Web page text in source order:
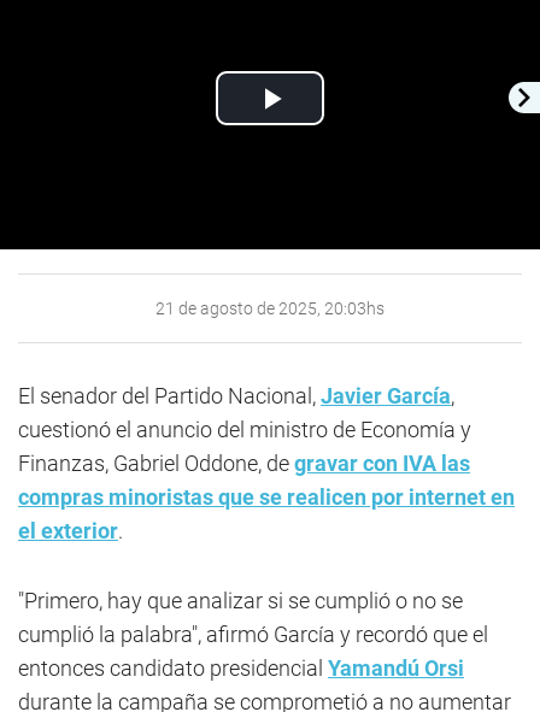
Play
21 de agosto de 2025, 20:03hs
El senador del Partido Nacional,Javier García,
cuestionó el anuncio del ministro de Economía y
Finanzas, Gabriel Oddone, degravar con IVA las
compras minoristas que se realicen por internet en
el exterior.
"Primero, hay que analizar si se cumplió o no se
cumplió la palabra", afirmó García y recordó que el
entonces candidato presidencial Yamandú Orsi
durante la campaña se comprometió a no aumentar